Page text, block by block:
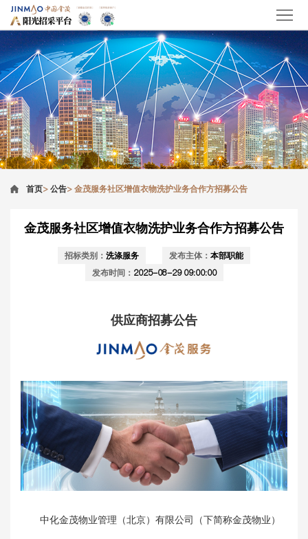
首页>公告>金茂服务社区增值衣物洗护业务合作方招募公告
金茂服务社区增值衣物洗护业务合作方招募公告
招标类别： 洗涤服务 发布主体： 本部职能
发布时间： 2025-08-29 09:00:00
供应商招募公告
中化金茂物业管理（北京）有限公司（下简称金茂物业）